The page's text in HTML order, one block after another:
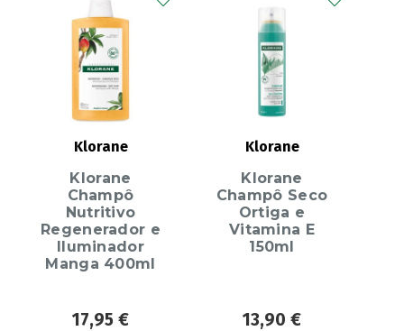
Klorane
Klorane
Champô
Nutritivo
Regenerador e
Iluminador
Manga 400ml
17,95 €
Klorane
Klorane
Champô Seco
Ortiga e
Vitamina E
150ml
13,90 €